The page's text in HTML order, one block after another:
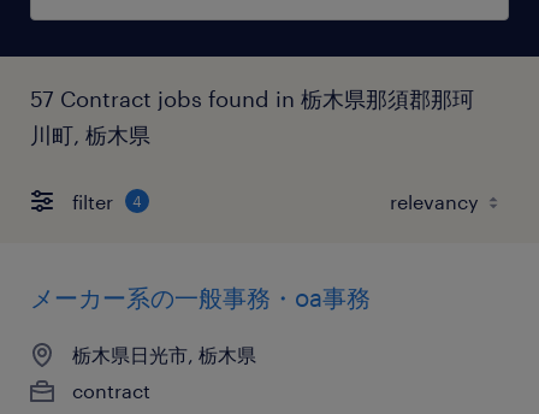
57 Contract jobs found in 栃木県那須郡那珂
川町, 栃木県
filter 4
メーカー系の一般事務・oa事務
栃木県日光市, 栃木県
contract